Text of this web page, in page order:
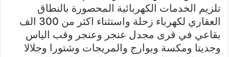
تلزيم الخدمات الكهربائية المحصورة بالنطاق
العقاري لكهرباء زحلة واستثناء اكثر من 300 الف
بقاعي في قرى مجدل عنجر وعنجر وقب الياس
وجديتا ومكسة وبوارج والمريجات وشتورا وجلالا